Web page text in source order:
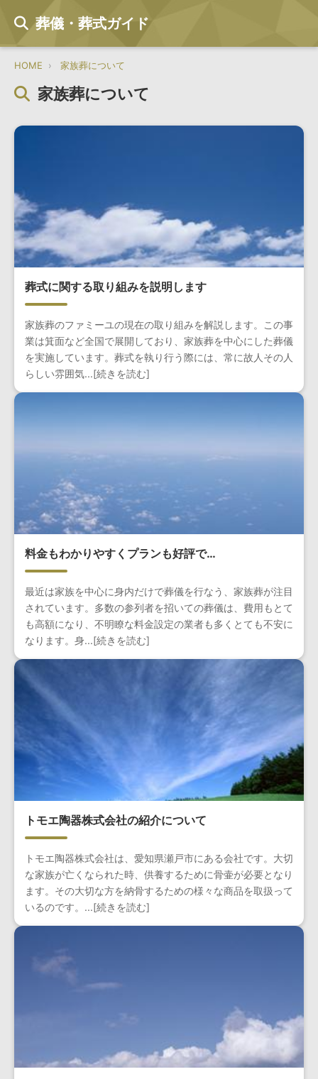
葬儀・葬式ガイド
HOME 家族葬について
家族葬について
葬式に関する取り組みを説明します
家族葬のファミーユの現在の取り組みを解説します。この事
業は箕面など全国で展開しており、家族葬を中心にした葬儀
を実施しています。葬式を執り行う際には、常に故人その人
らしい雰囲気...[続きを読む]
料金もわかりやすくプランも好評で…
最近は家族を中心に身内だけで葬儀を行なう、家族葬が注目
されています。多数の参列者を招いての葬儀は、費用もとて
も高額になり、不明瞭な料金設定の業者も多くとても不安に
なります。身...[続きを読む]
トモエ陶器株式会社の紹介について
トモエ陶器株式会社は、愛知県瀬戸市にある会社です。大切
な家族が亡くなられた時、供養するために骨壷が必要となり
ます。その大切な方を納骨するための様々な商品を取扱って
いるのです。...[続きを読む]